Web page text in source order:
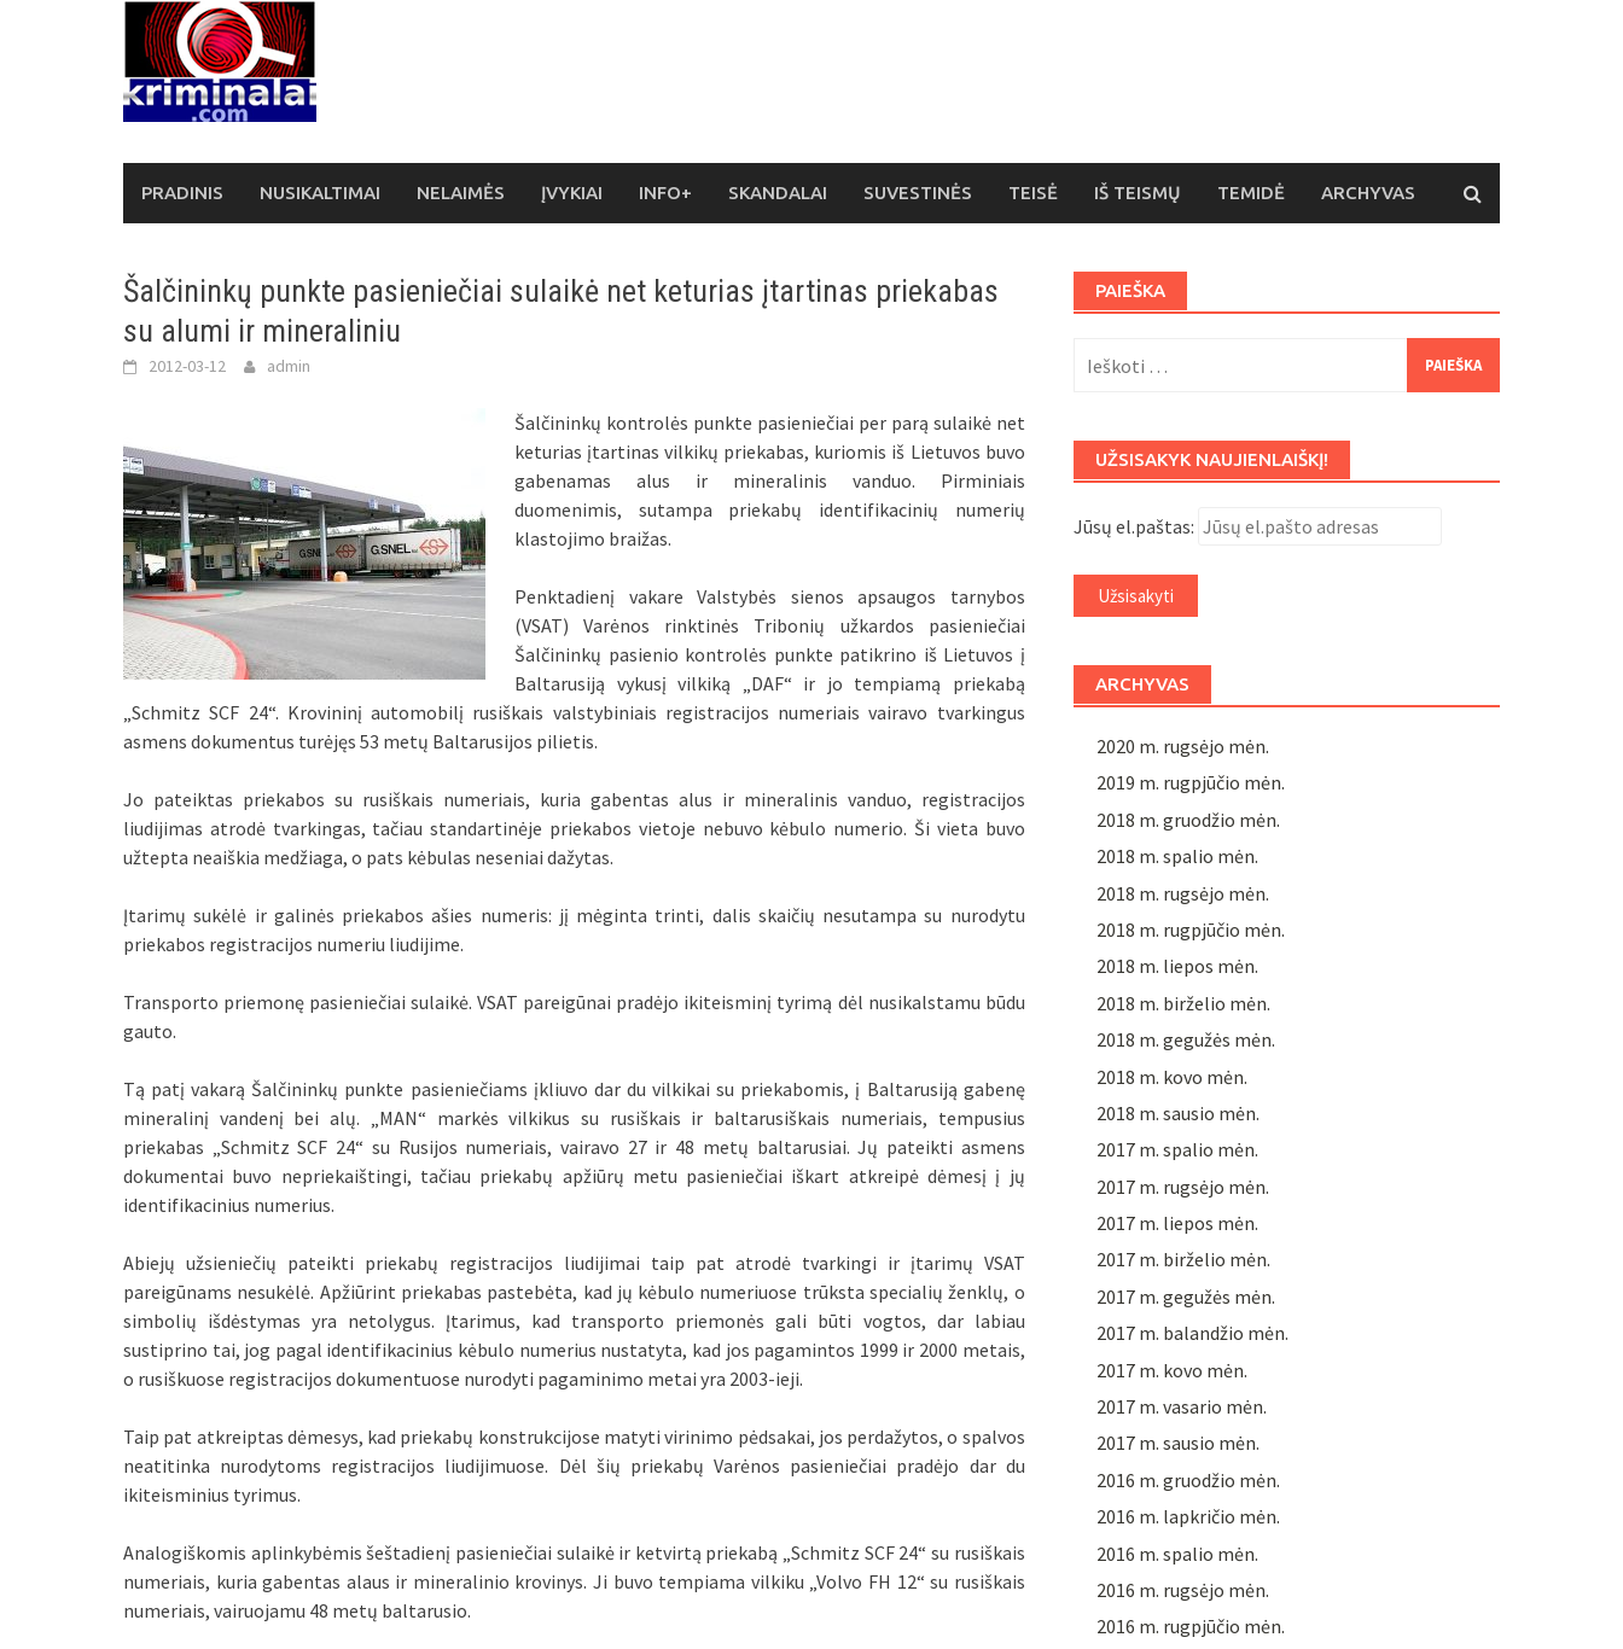
PRADINIS NUSIKALTIMAI NELAIMĖS ĮVYKIAI INFO+ SKANDALAI SUVESTINĖS TEISĖ IŠ TEISMŲ TEMIDĖ ARCHYVAS
Šalčininkų punkte pasieniečiai sulaikė net keturias įtartinas priekabas
su alumi ir mineraliniu
2012-03-12 admin
Šalčininkų kontrolės punkte pasieniečiai per parą sulaikė net
keturias įtartinas vilkikų priekabas, kuriomis iš Lietuvos buvo
gabenamas alus ir mineralinis vanduo. Pirminiais
duomenimis, sutampa priekabų identifikacinių numerių
klastojimo braižas.
Penktadienį vakare Valstybės sienos apsaugos tarnybos
(VSAT) Varėnos rinktinės Tribonių užkardos pasieniečiai
Šalčininkų pasienio kontrolės punkte patikrino iš Lietuvos į
Baltarusiją vykusį vilkiką „DAF“ ir jo tempiamą priekabą
„Schmitz SCF 24“. Krovininį automobilį rusiškais valstybiniais registracijos numeriais vairavo tvarkingus
asmens dokumentus turėjęs 53 metų Baltarusijos pilietis.
Jo pateiktas priekabos su rusiškais numeriais, kuria gabentas alus ir mineralinis vanduo, registracijos
liudijimas atrodė tvarkingas, tačiau standartinėje priekabos vietoje nebuvo kėbulo numerio. Ši vieta buvo
užtepta neaiškia medžiaga, o pats kėbulas neseniai dažytas.
Įtarimų sukėlė ir galinės priekabos ašies numeris: jį mėginta trinti, dalis skaičių nesutampa su nurodytu
priekabos registracijos numeriu liudijime.
Transporto priemonę pasieniečiai sulaikė. VSAT pareigūnai pradėjo ikiteisminį tyrimą dėl nusikalstamu būdu
gauto.
Tą patį vakarą Šalčininkų punkte pasieniečiams įkliuvo dar du vilkikai su priekabomis, į Baltarusiją gabenę
mineralinį vandenį bei alų. „MAN“ markės vilkikus su rusiškais ir baltarusiškais numeriais, tempusius
priekabas „Schmitz SCF 24“ su Rusijos numeriais, vairavo 27 ir 48 metų baltarusiai. Jų pateikti asmens
dokumentai buvo nepriekaištingi, tačiau priekabų apžiūrų metu pasieniečiai iškart atkreipė dėmesį į jų
identifikacinius numerius.
Abiejų užsieniečių pateikti priekabų registracijos liudijimai taip pat atrodė tvarkingi ir įtarimų VSAT
pareigūnams nesukėlė. Apžiūrint priekabas pastebėta, kad jų kėbulo numeriuose trūksta specialių ženklų, o
simbolių išdėstymas yra netolygus. Įtarimus, kad transporto priemonės gali būti vogtos, dar labiau
sustiprino tai, jog pagal identifikacinius kėbulo numerius nustatyta, kad jos pagamintos 1999 ir 2000 metais,
o rusiškuose registracijos dokumentuose nurodyti pagaminimo metai yra 2003-ieji.
Taip pat atkreiptas dėmesys, kad priekabų konstrukcijose matyti virinimo pėdsakai, jos perdažytos, o spalvos
neatitinka nurodytoms registracijos liudijimuose. Dėl šių priekabų Varėnos pasieniečiai pradėjo dar du
ikiteisminius tyrimus.
Analogiškomis aplinkybėmis šeštadienį pasieniečiai sulaikė ir ketvirtą priekabą „Schmitz SCF 24“ su rusiškais
numeriais, kuria gabentas alaus ir mineralinio krovinys. Ji buvo tempiama vilkiku „Volvo FH 12“ su rusiškais
numeriais, vairuojamu 48 metų baltarusio.
PAIEŠKA
UŽSISAKYK NAUJIENLAIŠKĮ!
Jūsų el.paštas:
ARCHYVAS
2020 m. rugsėjo mėn.
2019 m. rugpjūčio mėn.
2018 m. gruodžio mėn.
2018 m. spalio mėn.
2018 m. rugsėjo mėn.
2018 m. rugpjūčio mėn.
2018 m. liepos mėn.
2018 m. birželio mėn.
2018 m. gegužės mėn.
2018 m. kovo mėn.
2018 m. sausio mėn.
2017 m. spalio mėn.
2017 m. rugsėjo mėn.
2017 m. liepos mėn.
2017 m. birželio mėn.
2017 m. gegužės mėn.
2017 m. balandžio mėn.
2017 m. kovo mėn.
2017 m. vasario mėn.
2017 m. sausio mėn.
2016 m. gruodžio mėn.
2016 m. lapkričio mėn.
2016 m. spalio mėn.
2016 m. rugsėjo mėn.
2016 m. rugpjūčio mėn.